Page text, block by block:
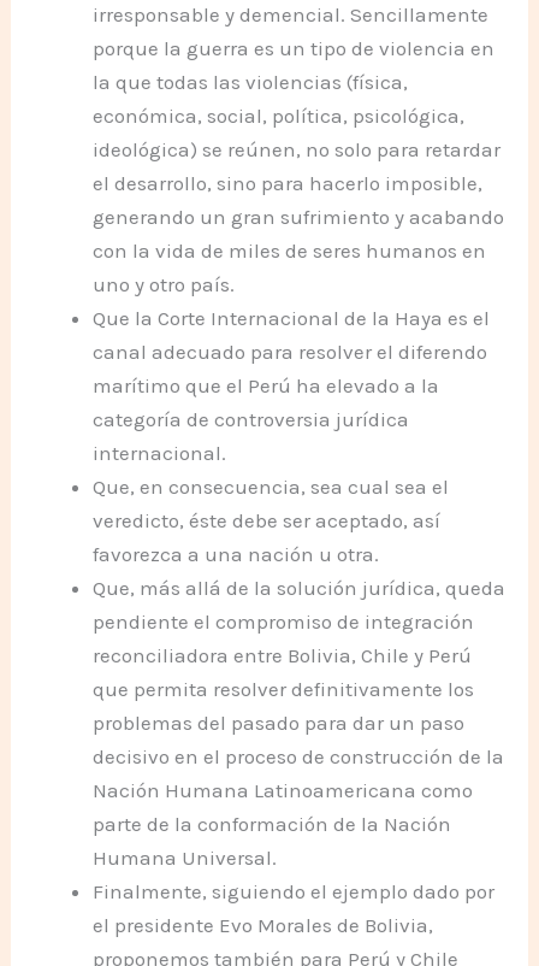
irresponsable y demencial. Sencillamente
porque la guerra es un tipo de violencia en
la que todas las violencias (física,
económica, social, política, psicológica,
ideológica) se reúnen, no solo para retardar
el desarrollo, sino para hacerlo imposible,
generando un gran sufrimiento y acabando
con la vida de miles de seres humanos en
uno y otro país.
Que la Corte Internacional de la Haya es el
canal adecuado para resolver el diferendo
marítimo que el Perú ha elevado a la
categoría de controversia jurídica
internacional.
Que, en consecuencia, sea cual sea el
veredicto, éste debe ser aceptado, así
favorezca a una nación u otra.
Que, más allá de la solución jurídica, queda
pendiente el compromiso de integración
reconciliadora entre Bolivia, Chile y Perú
que permita resolver definitivamente los
problemas del pasado para dar un paso
decisivo en el proceso de construcción de la
Nación Humana Latinoamericana como
parte de la conformación de la Nación
Humana Universal.
Finalmente, siguiendo el ejemplo dado por
el presidente Evo Morales de Bolivia,
proponemos también para Perú y Chile